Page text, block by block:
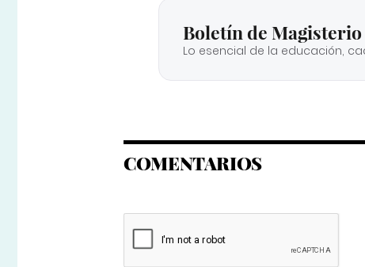
Boletín de Magisterio
Lo esencial de la educación,
COMENTARIOS